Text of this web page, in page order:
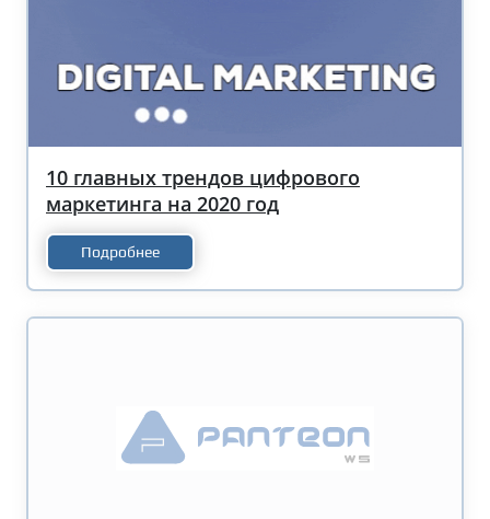
10 главных трендов цифрового
маркетинга на 2020 год
Подробнее